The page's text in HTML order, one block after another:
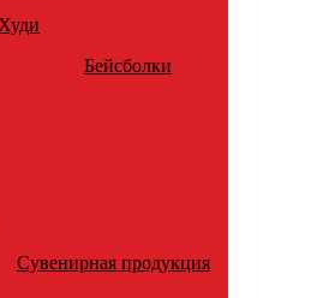
Худи
Бейсболки
Сувенирная продукция